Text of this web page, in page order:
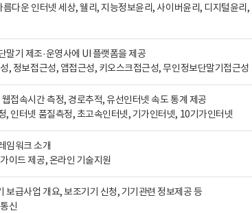
다운 인터넷 세상, 웰리, 지능정보윤리, 사이버윤리, 디지털윤리,
말기 제조·운영사에 UI 플랫폼을 제공
, 정보접근성, 앱접근성, 키오스크접근성, 무인정보단말기접근성
접속시간 측정, 경로추적, 유선인터넷 속도 통계 제공
, 인터넷 품질측정, 초고속인터넷, 기가인터넷, 10기가인터넷
임워크 소개
이드 제공, 온라인 기술지원
보급사업 개요, 보조기기 신청, 기기관련 정보제공 등
신